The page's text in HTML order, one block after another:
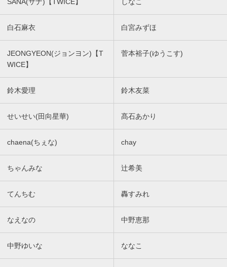
SANA(サナ)【TWICE】 しなこ
白石麻衣 白宮みずほ
JEONGYEON(ジョンヨン)【T
WICE】
菅本裕子(ゆうこす)
鈴木愛理 鈴木友菜
せいせい(田向星華) 髙石あかり
chaena(ちぇな) chay
ちゃんみな 辻希美
てんちむ 轟すみれ
なえなの 中野恵那
中野ゆいな ななこ